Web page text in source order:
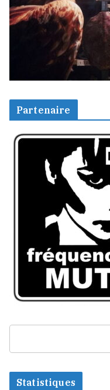
Partenaire
Statistiques